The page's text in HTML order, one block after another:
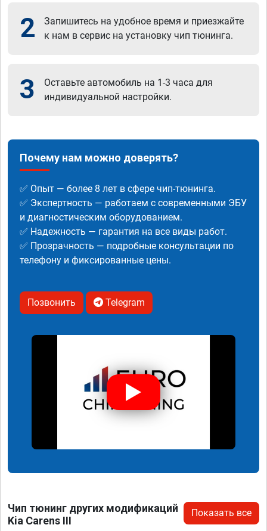
2
Запишитесь на удобное время и приезжайте
к нам в сервис на установку чип тюнинга.
3
Оставьте автомобиль на 1-3 часа для
индивидуальной настройки.
Почему нам можно доверять?
✅ Опыт — более 8 лет в сфере чип-тюнинга.
✅ Экспертность — работаем с современными ЭБУ
и диагностическим оборудованием.
✅ Надежность — гарантия на все виды работ.
✅ Прозрачность — подробные консультации по
телефону и фиксированные цены.
Позвонить Telegram
Чип тюнинг других модификаций
Kia Carens III
Показать все